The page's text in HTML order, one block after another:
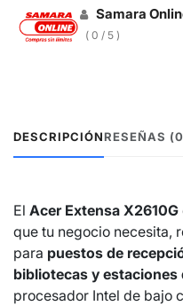
Samara
( 0 / 5 )
DESCRIPCIÓNRESEÑAS
El Acer Extensa X2610G
que tu negocio necesita,
para puestos de
bibliotecas y estaciones
procesador Intel de bajo